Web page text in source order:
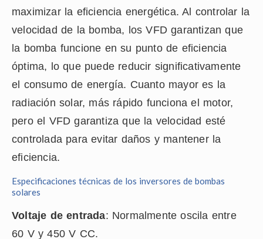
maximizar la eficiencia energética. Al controlar la
velocidad de la bomba, los VFD garantizan que
la bomba funcione en su punto de eficiencia
óptima, lo que puede reducir significativamente
el consumo de energía. Cuanto mayor es la
radiación solar, más rápido funciona el motor,
pero el VFD garantiza que la velocidad esté
controlada para evitar daños y mantener la
eficiencia.
Especificaciones técnicas de los inversores de bombas
solares
Voltaje de entrada: Normalmente oscila entre
60 V y 450 V CC.